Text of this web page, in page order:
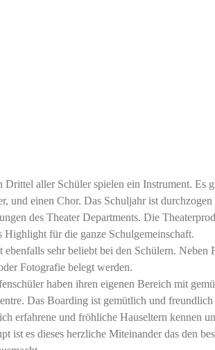
Drittel aller Schüler spielen ein Instrument. Es
und einen Chor. Das Schuljahr ist
des Theater Departments. Die
Highlight für die ganze Schulgemeinschaft.
ebenfalls sehr beliebt bei den Schülern. Neben
Fotografie belegt werden.
haben ihren eigenen Bereich mit
Das Boarding ist gemütlich und freundlich
erfahrene und fröhliche Hauseltern kennen
ist es dieses herzliche Miteinander das den